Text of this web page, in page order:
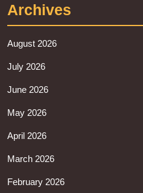
Archives
August 2026
July 2026
June 2026
May 2026
April 2026
March 2026
February 2026